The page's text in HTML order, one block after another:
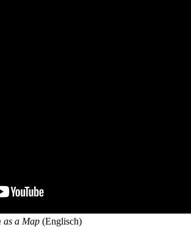
as a Map (Englisch)